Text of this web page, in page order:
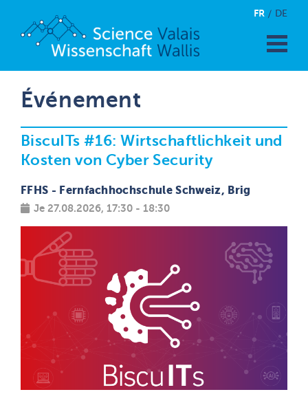
FR DE
Événement
BiscuITs #16: Wirtschaftlichkeit und
Kosten von Cyber Security
FFHS - Fernfachhochschule Schweiz, Brig
Je 27.08.2026, 17:30 - 18:30